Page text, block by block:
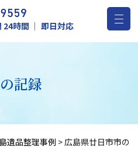
時間 ｜ 即日対応
記録
遺品整理事例 >広島県廿日市市の